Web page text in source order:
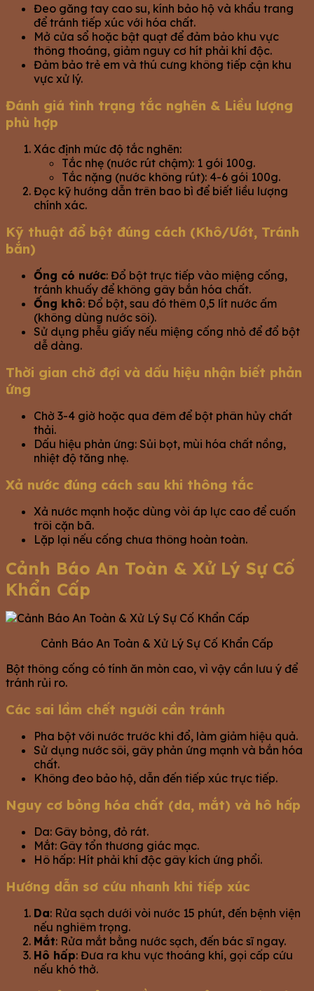
Đeo găng tay cao su, kính bảo hộ và khẩu trang
để tránh tiếp xúc với hóa chất.
Mở cửa sổ hoặc bật quạt để đảm bảo khu vực
thông thoáng, giảm nguy cơ hít phải khí độc.
Đảm bảo trẻ em và thú cưng không tiếp cận khu
vực xử lý.
Đánh giá tình trạng tắc nghẽn & Liều lượng
phù hợp
Xác định mức độ tắc nghẽn:
Tắc nhẹ (nước rút chậm): 1 gói 100g.
Tắc nặng (nước không rút): 4-6 gói 100g.
Đọc kỹ hướng dẫn trên bao bì để biết liều lượng
chính xác.
Kỹ thuật đổ bột đúng cách (Khô/Ướt, Tránh
bắn)
Ống có nước: Đổ bột trực tiếp vào miệng cống,
tránh khuấy để không gây bắn hóa chất.
Ống khô: Đổ bột, sau đó thêm 0,5 lít nước ấm
(không dùng nước sôi).
Sử dụng phễu giấy nếu miệng cống nhỏ để đổ bột
dễ dàng.
Thời gian chờ đợi và dấu hiệu nhận biết phản
ứng
Chờ 3-4 giờ hoặc qua đêm để bột phân hủy chất
thải.
Dấu hiệu phản ứng: Sủi bọt, mùi hóa chất nồng,
nhiệt độ tăng nhẹ.
Xả nước đúng cách sau khi thông tắc
Xả nước mạnh hoặc dùng vòi áp lực cao để cuốn
trôi cặn bã.
Lặp lại nếu cống chưa thông hoàn toàn.
Cảnh Báo An Toàn & Xử Lý Sự Cố
Khẩn Cấp
Cảnh Báo An Toàn & Xử Lý Sự Cố Khẩn Cấp
Bột thông cống có tính ăn mòn cao, vì vậy cần lưu ý để
tránh rủi ro.
Các sai lầm chết người cần tránh
Pha bột với nước trước khi đổ, làm giảm hiệu quả.
Sử dụng nước sôi, gây phản ứng mạnh và bắn hóa
chất.
Không đeo bảo hộ, dẫn đến tiếp xúc trực tiếp.
Nguy cơ bỏng hóa chất (da, mắt) và hô hấp
Da: Gây bỏng, đỏ rát.
Mắt: Gây tổn thương giác mạc.
Hô hấp: Hít phải khí độc gây kích ứng phổi.
Hướng dẫn sơ cứu nhanh khi tiếp xúc
Da: Rửa sạch dưới vòi nước 15 phút, đến bệnh viện
nếu nghiêm trọng.
Mắt: Rửa mắt bằng nước sạch, đến bác sĩ ngay.
Hô hấp: Đưa ra khu vực thoáng khí, gọi cấp cứu
nếu khó thở.